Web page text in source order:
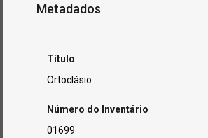
Metadados
Título
Ortoclásio
Número do Inventário
01699